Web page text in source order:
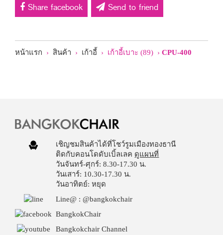
Share facebook Send to friend
หน้าแรก › สินค้า › เก้าอี้ › เก้าอี้เบาะ (89) ›CPU-400
เชิญชมสินค้าได้ที่โชว์รูมเมืองทองธานี
ติดกับคอนโดดับเบิ้ลเลค ดูแผนที่
วันจันทร์-ศุกร์: 8.30-17.30 น.
วันเสาร์: 10.30-17.30 น.
วันอาทิตย์: หยุด
Line@ : @bangkokchair
BangkokChair
Bangkokchair Channel